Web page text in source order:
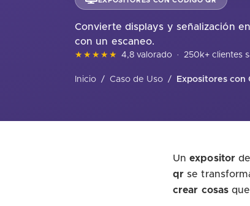
Convierte displays y señalización
con un escaneo.
★★★★★ 4,8 valorado · 250k+ clientes
Inicio / Caso de Uso / Expositores con
Unexpositor
qr se
crear cosasque